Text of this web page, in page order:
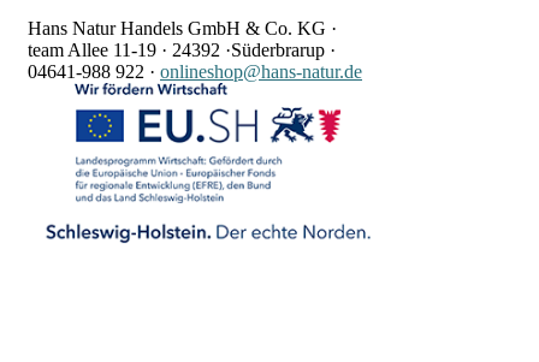
Hans Natur Handels GmbH & Co. KG ·
team Allee 11-19 · 24392 ·Süderbrarup ·
04641-988 922 · onlineshop@hans-natur.de